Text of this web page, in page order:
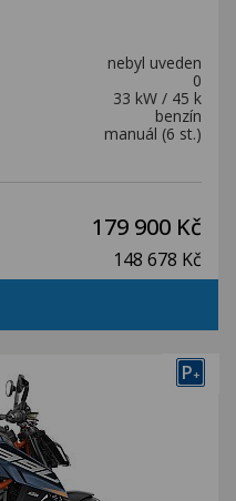
nebyl uveden
0
33 kW / 45 k
benzín
manuál (6 st.)
179 900 Kč
148 678 Kč
P+